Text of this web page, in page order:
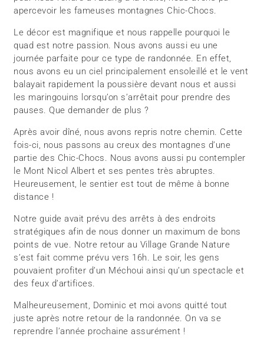
apercevoir les fameuses montagnes Chic-Chocs.
Le décor est magnifique et nous rappelle pourquoi le
quad est notre passion. Nous avons aussi eu une
journée parfaite pour ce type de randonnée. En effet,
nous avons eu un ciel principalement ensoleillé et le vent
balayait rapidement la poussière devant nous et aussi
les maringouins lorsqu’on s’arrêtait pour prendre des
pauses. Que demander de plus ?
Après avoir dîné, nous avons repris notre chemin. Cette
fois-ci, nous passons au creux des montagnes d’une
partie des Chic-Chocs. Nous avons aussi pu contempler
le Mont Nicol Albert et ses pentes très abruptes.
Heureusement, le sentier est tout de même à bonne
distance !
Notre guide avait prévu des arrêts à des endroits
stratégiques afin de nous donner un maximum de bons
points de vue. Notre retour au Village Grande Nature
s’est fait comme prévu vers 16h. Le soir, les gens
pouvaient profiter d’un Méchoui ainsi qu’un spectacle et
des feux d’artifices.
Malheureusement, Dominic et moi avons quitté tout
juste après notre retour de la randonnée. On va se
reprendre l’année prochaine assurément !